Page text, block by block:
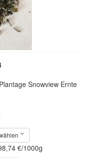
Snowview Ernte
€/1000g